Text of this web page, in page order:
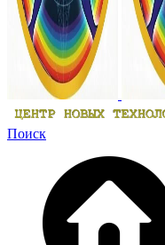
Поиск